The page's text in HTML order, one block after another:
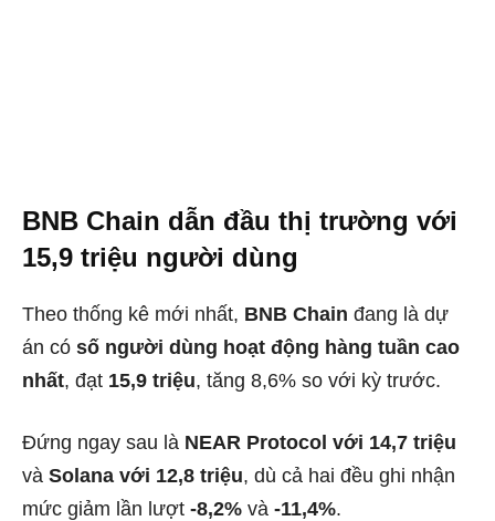
BNB Chain dẫn đầu thị trường với
15,9 triệu người dùng
Theo thống kê mới nhất, BNB Chain đang là dự
án có số người dùng hoạt động hàng tuần cao
nhất, đạt 15,9 triệu, tăng 8,6% so với kỳ trước.
Đứng ngay sau là NEAR Protocol với 14,7 triệu
và Solana với 12,8 triệu, dù cả hai đều ghi nhận
mức giảm lần lượt -8,2% và -11,4%.